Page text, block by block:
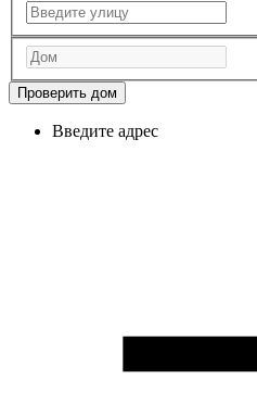
Проверить дом
Введите адрес